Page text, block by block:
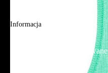
Informacja
Wyszukiwanie zaawansowane